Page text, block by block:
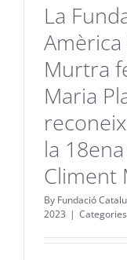
La
Amèrica
Murtra
Maria
la
Climent
By Fundació
2023 |